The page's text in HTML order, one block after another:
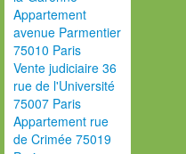
Appartement
avenue Parmentier
75010 Paris
Vente judiciaire 36
rue de l'Université
75007 Paris
Appartement rue
de Crimée 75019